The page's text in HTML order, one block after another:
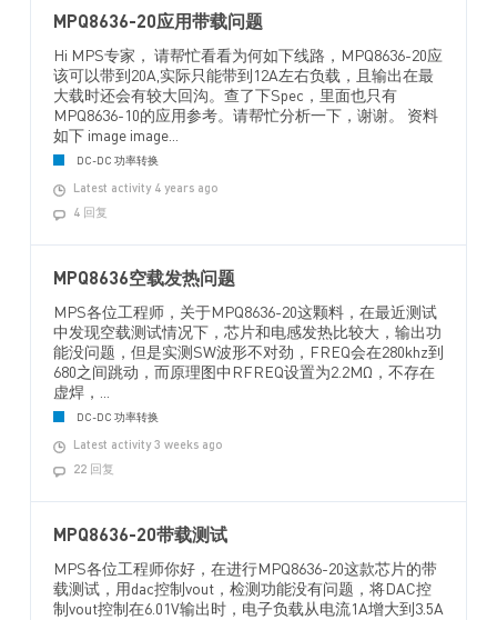
MPQ8636-20应用带载问题
Hi MPS专家， 请帮忙看看为何如下线路，MPQ8636-20应
该可以带到20A,实际只能带到12A左右负载，且输出在最
大载时还会有较大回沟。查了下Spec，里面也只有
MPQ8636-10的应用参考。请帮忙分析一下，谢谢。 资料
如下 image image...
DC-DC 功率转换
Latest activity 4 years ago
4 回复
MPQ8636空载发热问题
MPS各位工程师，关于MPQ8636-20这颗料，在最近测试
中发现空载测试情况下，芯片和电感发热比较大，输出功
能没问题，但是实测SW波形不对劲，FREQ会在280khz到
680之间跳动，而原理图中RFREQ设置为2.2MΩ，不存在
虚焊，...
DC-DC 功率转换
Latest activity 3 weeks ago
22 回复
MPQ8636-20带载测试
MPS各位工程师你好，在进行MPQ8636-20这款芯片的带
载测试，用dac控制vout，检测功能没有问题，将DAC控
制vout控制在6.01V输出时，电子负载从电流1A增大到3.5A